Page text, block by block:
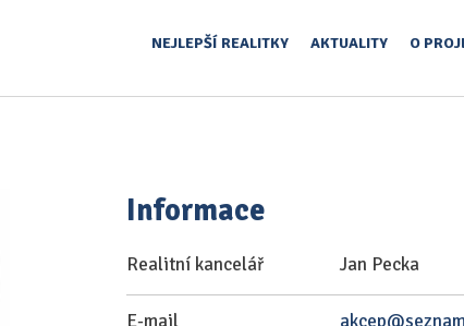
NEJLEPŠÍ REALITKY AKTUALITY O
Informace
Realitní kancelář Jan Pecka
E-mail